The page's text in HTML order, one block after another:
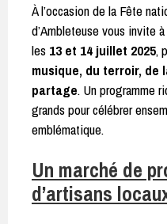
À l’occasion de la Fête
d’Ambleteuse vous invite
les 13 et 14 juillet 2025,
musique, du terroir, de
partage. Un programme
grands pour célébrer
emblématique.
Un marché de
d’artisans